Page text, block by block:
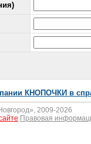
КНОПОЧКИ в
», 2009-2026
Правовая